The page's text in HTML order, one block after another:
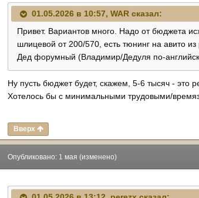
01.05.2026 в 10:57, WAR сказал:
Привет. Вариантов много. Надо от бюджета
шлицевой от 200/570, есть тюнинг на авито
Дед форумный (Владимир/Дедуля по-
Ну пусть бюджет будет, скажем, 5-6 тысяч - это
Хотелось бы с минимальными трудовыми/
Вверх
Опубликовано: 1 мая (изменено)